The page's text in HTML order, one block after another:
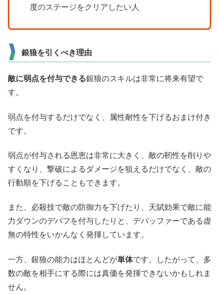
度のステージをクリアしたい人
銀狼を引くべき理由
敵に弱点を付与できる銀狼のスキルは非常に将来有望で
す。
弱点を付与するだけでなく、属性耐性を下げるおまけ付き
です。
弱点が付与される恩恵は非常に大きく、敵の靭性を削りや
すくなり、撃破によるダメージを狙えるだけでなく、敵の
行動順を下げることもできます。
また、必殺技で敵の防御力を下げたり、天賦効果で敵に能
力ダウンのデバフを付与したりと、デバッファーである虚
無の特性をいかんなく発揮しています。
一方、銀狼の能力はほとんどが単体です。したがって、多
数の敵を相手にする際には真価を発揮できないかもしれま
せん。